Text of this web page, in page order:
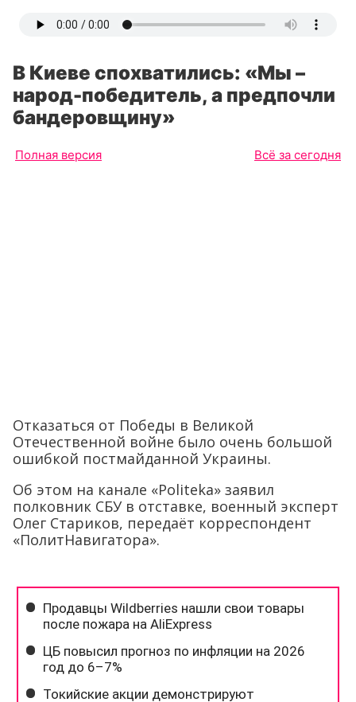
В Киеве спохватились: «Мы –
народ-победитель, а предпочли
бандеровщину»
Полная версия Всё за сегодня
Отказаться от Победы в Великой
Отечественной войне было очень большой
ошибкой постмайданной Украины.
Об этом на канале «Politeka» заявил
полковник СБУ в отставке, военный эксперт
Олег Стариков, передаёт корреспондент
«ПолитНавигатора».